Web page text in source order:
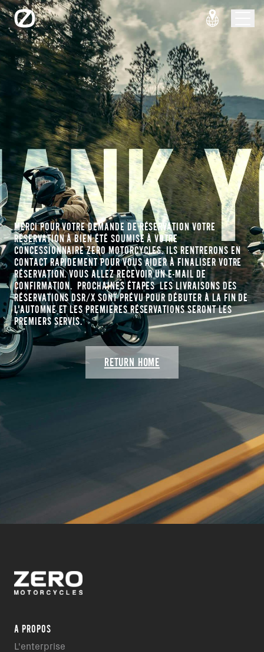
MERCI POUR VOTRE DEMANDE DE RÉSERVATION VOTRE
RÉSERVATION À BIEN ÉTÉ SOUMISE À VOTRE
CONCESSIONNAIRE ZERO MOTORCYCLES. ILS RENTRERONS EN
CONTACT RAPIDEMENT POUR VOUS AIDER À FINALISER VOTRE
RÉSERVATION. VOUS ALLEZ RECEVOIR UN E-MAIL DE
CONFIRMATION. PROCHAINES ÉTAPES LES LIVRAISONS DES
RÉSERVATIONS DSR/X SONT PRÉVU POUR DÉBUTER À LA FIN DE
L'AUTOMNE ET LES PREMIERES RÉSERVATIONS SERONT LES
PREMIERS SERVIS.
RETURN HOME
A PROPOS
L'enterprise